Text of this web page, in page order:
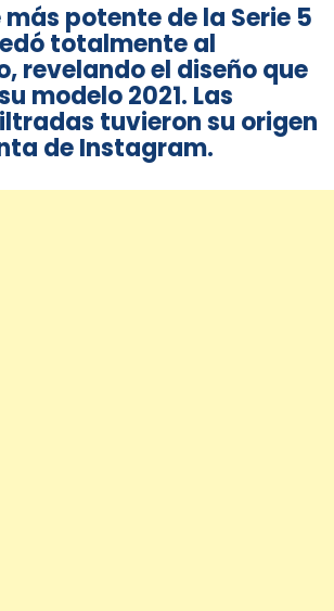
potente de la Serie 5
totalmente al
revelando el diseño que
modelo 2021. Las
tuvieron su origen
de Instagram.